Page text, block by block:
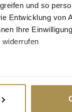
und so
Entwicklung von
Ihre
und legen Sie